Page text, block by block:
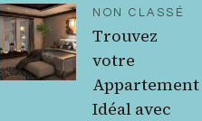
NON CLASSÉ
Trouvez
votre
Appartement
Idéal avec